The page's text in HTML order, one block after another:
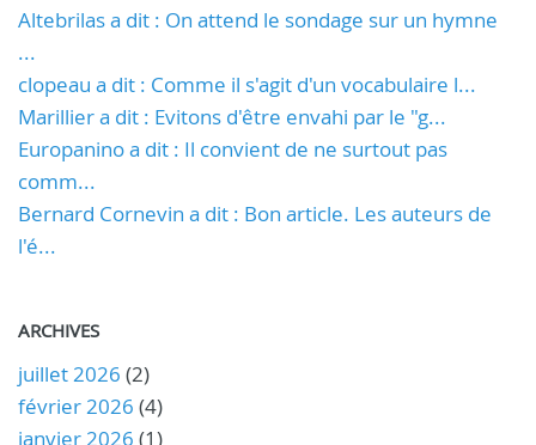
Altebrilas a dit : On attend le sondage sur un hymne
...
clopeau a dit : Comme il s'agit d'un vocabulaire l...
Marillier a dit : Evitons d'être envahi par le "g...
Europanino a dit : Il convient de ne surtout pas
comm...
Bernard Cornevin a dit : Bon article. Les auteurs de
l'é...
ARCHIVES
juillet 2026 (2)
février 2026 (4)
janvier 2026 (1)